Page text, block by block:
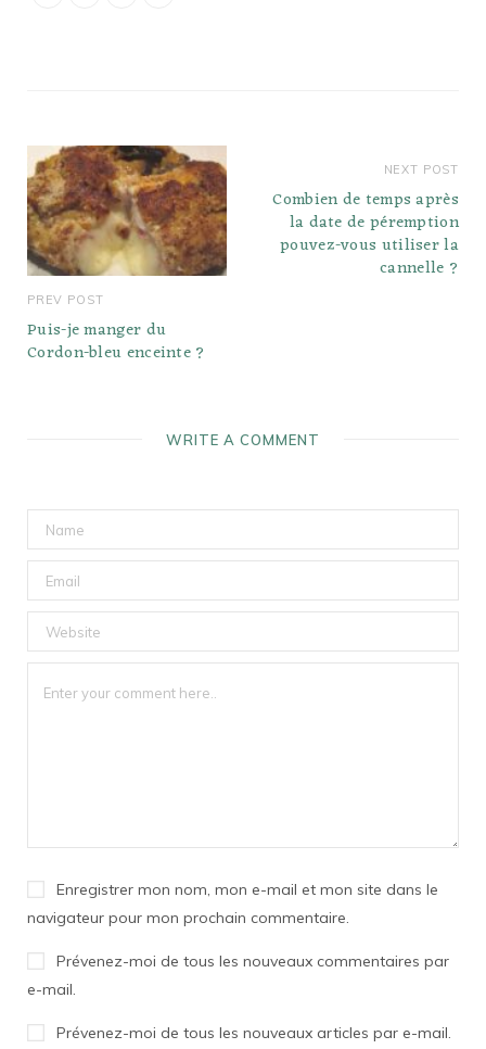
PREV POST
Puis-je manger du
Cordon-bleu enceinte ?
NEXT POST
Combien de temps après
la date de péremption
pouvez-vous utiliser la
cannelle ?
WRITE A COMMENT
Enregistrer mon nom, mon e-mail et mon site dans le
navigateur pour mon prochain commentaire.
Prévenez-moi de tous les nouveaux commentaires par
e-mail.
Prévenez-moi de tous les nouveaux articles par e-mail.